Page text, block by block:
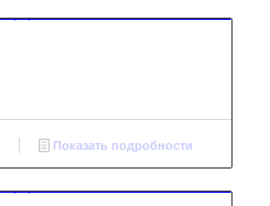
Показать подробности